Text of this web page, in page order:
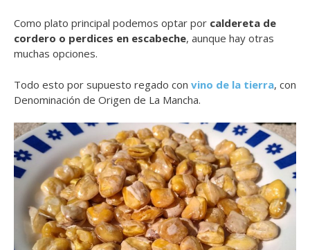
Como plato principal podemos optar por caldereta de
cordero o perdices en escabeche, aunque hay otras
muchas opciones.
Todo esto por supuesto regado con vino de la tierra, con
Denominación de Origen de La Mancha.